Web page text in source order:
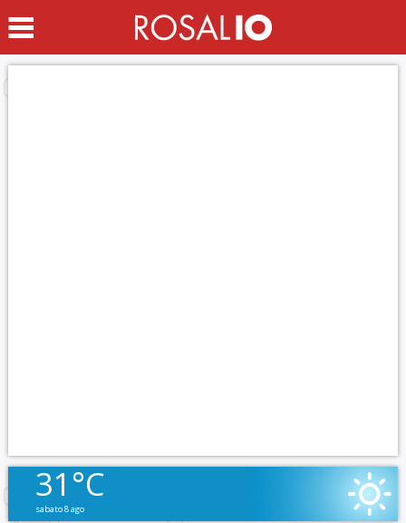
31°C
sabato 8 ago